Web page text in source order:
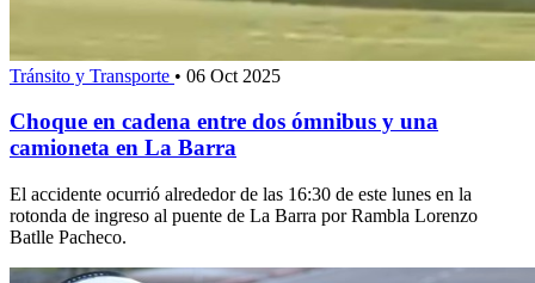
Tránsito y Transporte • 06 Oct 2025
Choque en cadena entre dos ómnibus y una
camioneta en La Barra
El accidente ocurrió alrededor de las 16:30 de este lunes en la
rotonda de ingreso al puente de La Barra por Rambla Lorenzo
Batlle Pacheco.